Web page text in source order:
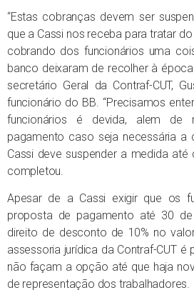
“Estas cobranças devem ser
que a Cassi nos receba para tratar
cobrando dos funcionários uma
banco deixaram de recolher à
secretário Geral da Contraf-CUT,
funcionário do BB. “Precisamos
funcionários é devida, alem de
pagamento caso seja necessária
Cassi deve suspender a medida até
completou.
Apesar de a Cassi exigir que os
proposta de pagamento até 30
direito de desconto de 10% no
assessoria jurídica da Contraf-CUT é
não façam a opção até que haja
de representação dos trabalhadores.